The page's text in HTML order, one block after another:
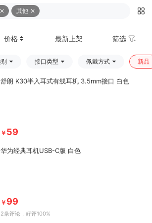
其他
价格 最新上架 筛选
接口类型 佩戴方式 新品
舒朗 K30半入耳式有线耳机 3.5mm接口 白色
￥ 59
华为经典耳机USB-C版 白色
￥ 99
2条评论 ，好评100%